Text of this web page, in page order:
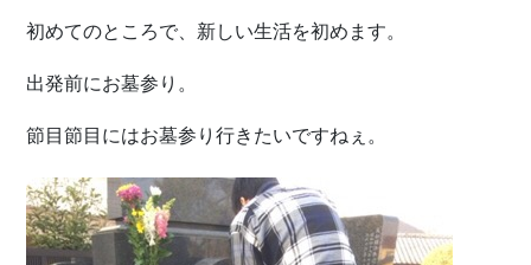
初めてのところで、新しい生活を初めます。
出発前にお墓参り。
節目節目にはお墓参り行きたいですねぇ。